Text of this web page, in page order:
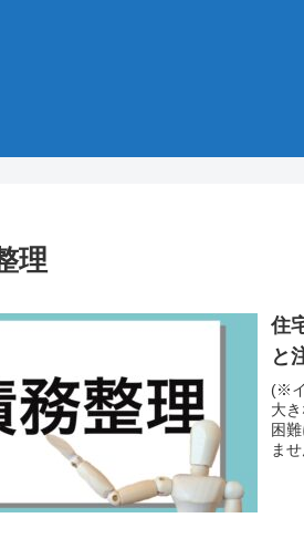
理
住
と
(※
大
困
ま